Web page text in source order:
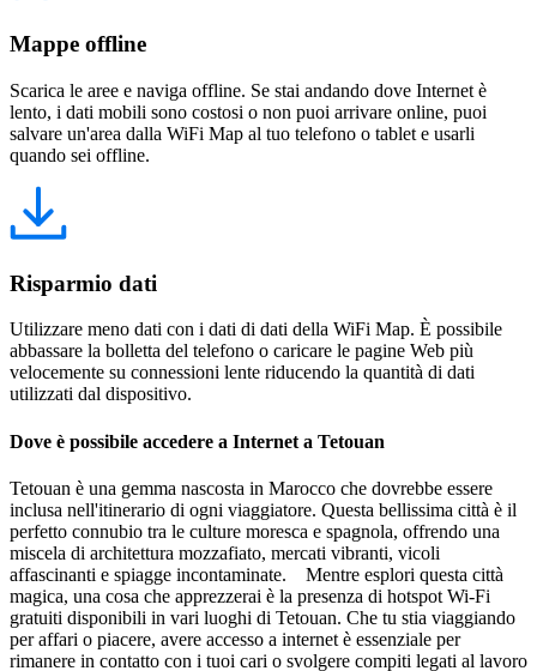
Mappe offline
Scarica le aree e naviga offline. Se stai andando dove Internet è
lento, i dati mobili sono costosi o non puoi arrivare online, puoi
salvare un'area dalla WiFi Map al tuo telefono o tablet e usarli
quando sei offline.
Risparmio dati
Utilizzare meno dati con i dati di dati della WiFi Map. È possibile
abbassare la bolletta del telefono o caricare le pagine Web più
velocemente su connessioni lente riducendo la quantità di dati
utilizzati dal dispositivo.
Dove è possibile accedere a Internet a Tetouan
Tetouan è una gemma nascosta in Marocco che dovrebbe essere
inclusa nell'itinerario di ogni viaggiatore. Questa bellissima città è il
perfetto connubio tra le culture moresca e spagnola, offrendo una
miscela di architettura mozzafiato, mercati vibranti, vicoli
affascinanti e spiagge incontaminate. Mentre esplori questa città
magica, una cosa che apprezzerai è la presenza di hotspot Wi-Fi
gratuiti disponibili in vari luoghi di Tetouan. Che tu stia viaggiando
per affari o piacere, avere accesso a internet è essenziale per
rimanere in contatto con i tuoi cari o svolgere compiti legati al lavoro